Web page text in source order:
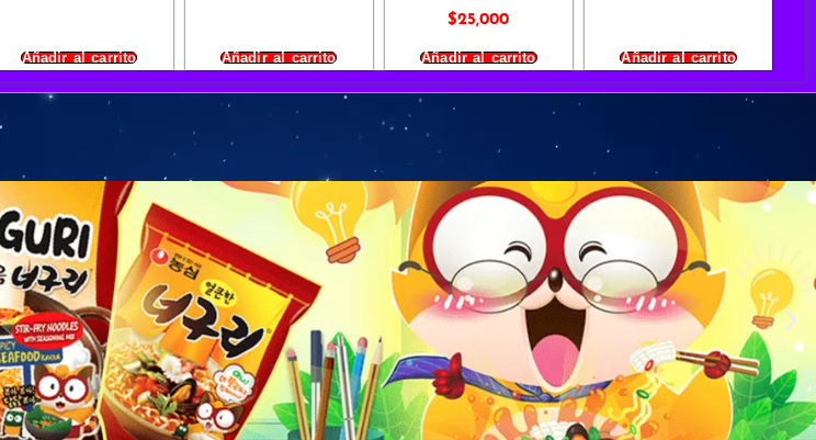
Añadir al carrito Añadir al carrito
$25,000
Añadir al carrito Añadir al carrito